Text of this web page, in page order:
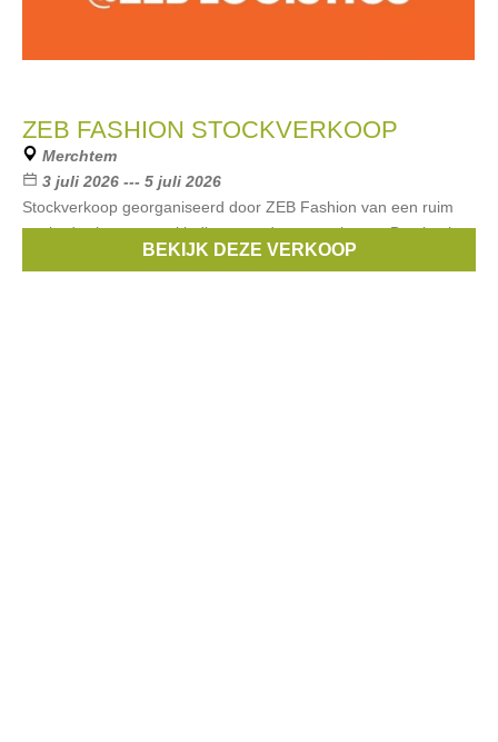
ZEB FASHION STOCKVERKOOP
Merchtem
3 juli 2026 --- 5 juli 2026
Stockverkoop georganiseerd door ZEB Fashion van een ruim
aanbod schoenen en kleding voor dames en heren. Betalen kan
cash, met bancontact of visa. Elke dag is er een nieuw aanbod.
BEKIJK DEZE VERKOOP